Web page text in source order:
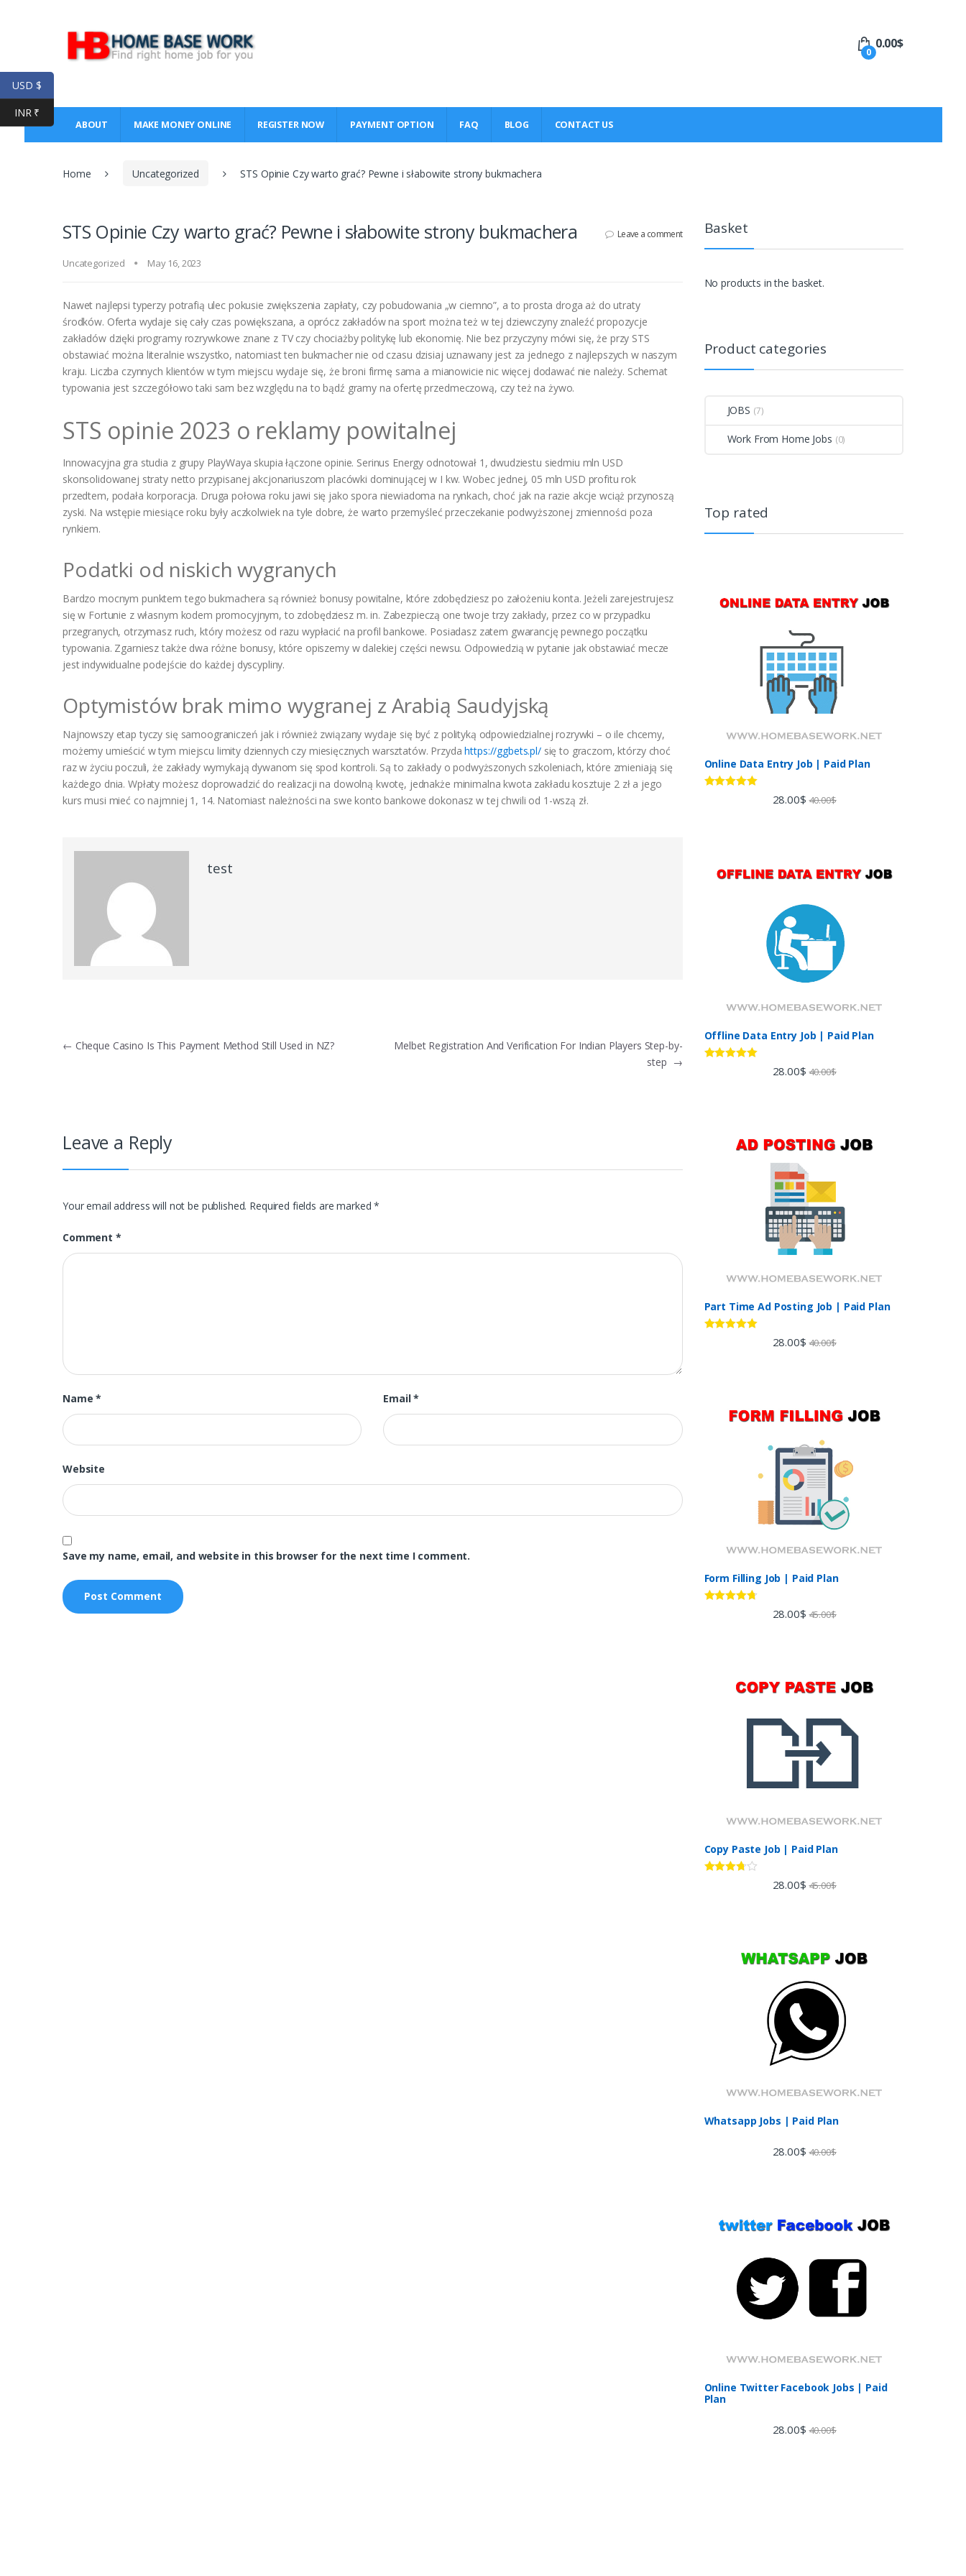
0
0.00$
ABOUT MAKE MONEY ONLINE REGISTER NOW PAYMENT OPTION FAQ BLOG CONTACT US
Home Uncategorized STS Opinie Czy warto grać? Pewne i słabowite strony bukmachera
STS Opinie Czy warto grać? Pewne i słabowite strony bukmachera Leave a comment
Uncategorized May 16, 2023
Nawet najlepsi typerzy potrafią ulec pokusie zwiększenia zapłaty, czy pobudowania „w ciemno”, a to prosta droga aż do utraty
środków. Oferta wydaje się cały czas powiększana, a oprócz zakładów na sport można też w tej dziewczyny znaleźć propozycje
zakładów dzięki programy rozrywkowe znane z TV czy chociażby politykę lub ekonomię. Nie bez przyczyny mówi się, że przy STS
obstawiać można literalnie wszystko, natomiast ten bukmacher nie od czasu dzisiaj uznawany jest za jednego z najlepszych w naszym
kraju. Liczba czynnych klientów w tym miejscu wydaje się, że broni firmę sama a mianowicie nic więcej dodawać nie należy. Schemat
typowania jest szczegółowo taki sam bez względu na to bądź gramy na ofertę przedmeczową, czy też na żywo.
STS opinie 2023 o reklamy powitalnej
Innowacyjna gra studia z grupy PlayWaya skupia łączone opinie. Serinus Energy odnotował 1, dwudziestu siedmiu mln USD
skonsolidowanej straty netto przypisanej akcjonariuszom placówki dominującej w I kw. Wobec jednej, 05 mln USD profitu rok
przedtem, podała korporacja. Druga połowa roku jawi się jako spora niewiadoma na rynkach, choć jak na razie akcje wciąż przynoszą
zyski. Na wstępie miesiące roku były aczkolwiek na tyle dobre, że warto przemyśleć przeczekanie podwyższonej zmienności poza
rynkiem.
Podatki od niskich wygranych
Bardzo mocnym punktem tego bukmachera są również bonusy powitalne, które zdobędziesz po założeniu konta. Jeżeli zarejestrujesz
się w Fortunie z własnym kodem promocyjnym, to zdobędziesz m. in. Zabezpieczą one twoje trzy zakłady, przez co w przypadku
przegranych, otrzymasz ruch, który możesz od razu wypłacić na profil bankowe. Posiadasz zatem gwarancję pewnego początku
typowania. Zgarniesz także dwa różne bonusy, które opiszemy w dalekiej części newsu. Odpowiedzią w pytanie jak obstawiać mecze
jest indywidualne podejście do każdej dyscypliny.
Optymistów brak mimo wygranej z Arabią Saudyjską
Najnowszy etap tyczy się samoograniczeń jak i również związany wydaje się być z polityką odpowiedzialnej rozrywki – o ile chcemy,
możemy umieścić w tym miejscu limity dziennych czy miesięcznych warsztatów. Przydahttps://ggbets.pl/się to graczom, którzy choć
raz w życiu poczuli, że zakłady wymykają dywanom się spod kontroli. Są to zakłady o podwyższonych szkoleniach, które zmieniają się
każdego dnia. Wpłaty możesz doprowadzić do realizacji na dowolną kwotę, jednakże minimalna kwota zakładu kosztuje 2 zł a jego
kurs musi mieć co najmniej 1, 14. Natomiast należności na swe konto bankowe dokonasz w tej chwili od 1-wszą zł.
test
Post
← Cheque Casino Is This Payment Method Still Used in NZ?
Melbet Registration And Verification For Indian Players Step-by-
step →
Leave a Reply
Your email address will not be published. Required fields are marked*
Comment *
Name* Email*
Website
Save my name, email, and website in this browser for the next time I comment.
Basket
No products in the basket.
Product categories
JOBS (7)
Work From Home Jobs (0)
Top rated
Online Data Entry Job | Paid Plan
28.00$ 40.00$
Offline Data Entry Job | Paid Plan
28.00$ 40.00$
Part Time Ad Posting Job | Paid Plan
28.00$ 40.00$
Form Filling Job | Paid Plan
28.00$ 45.00$
Copy Paste Job | Paid Plan
28.00$ 45.00$
Whatsapp Jobs | Paid Plan
28.00$ 40.00$
Online Twitter Facebook Jobs | Paid
Plan
28.00$ 40.00$
USD $
INR ₹